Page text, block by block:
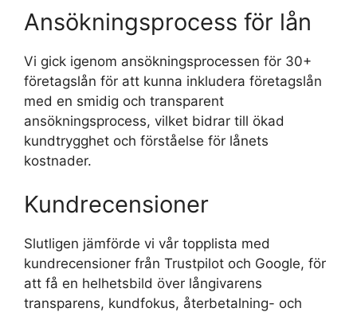
Ansökningsprocess för lån
Vi gick igenom ansökningsprocessen för 30+
företagslån för att kunna inkludera företagslån
med en smidig och transparent
ansökningsprocess, vilket bidrar till ökad
kundtrygghet och förståelse för lånets
kostnader.
Kundrecensioner
Slutligen jämförde vi vår topplista med
kundrecensioner från Trustpilot och Google, för
att få en helhetsbild över långivarens
transparens, kundfokus, återbetalning- och